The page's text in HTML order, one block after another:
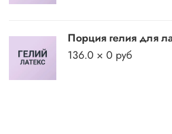
Порция гелия для
136.0 × 0 руб